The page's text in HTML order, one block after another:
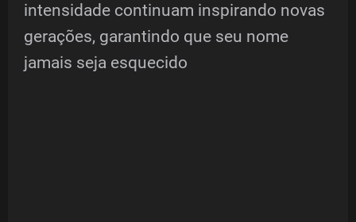
intensidade continuam inspirando novas
gerações, garantindo que seu nome
jamais seja esquecido